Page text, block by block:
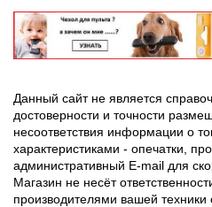
Данный сайт не является
достоверности и точности
несоответствия информации о
характеристиками - опечатки,
административный E-mail для
Магазин не несёт
производителями вашей